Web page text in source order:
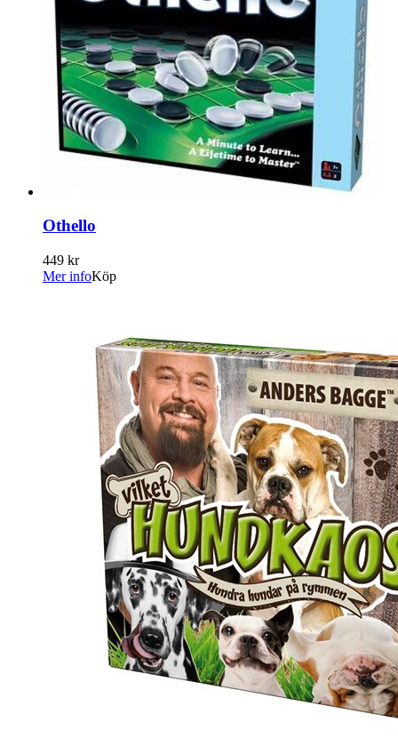
Othello
449 kr
Mer infoKöp